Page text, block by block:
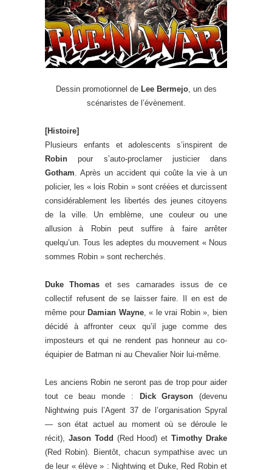
Dessin promotionnel de Lee Bermejo, un des
scénaristes de l’évènement.
[Histoire]
Plusieurs enfants et adolescents s’inspirent de
Robin pour s’auto-proclamer justicier dans
Gotham. Après un accident qui coûte la vie à un
policier, les « lois Robin » sont créées et durcissent
considérablement les libertés des jeunes citoyens
de la ville. Un emblème, une couleur ou une
allusion à Robin peut suffire à faire arrêter
quelqu’un. Tous les adeptes du mouvement « Nous
sommes Robin » sont recherchés.
Duke Thomas et ses camarades issus de ce
collectif refusent de se laisser faire. Il en est de
même pour Damian Wayne, « le vrai Robin », bien
décidé à affronter ceux qu’il juge comme des
imposteurs et qui ne rendent pas honneur au co-
équipier de Batman ni au Chevalier Noir lui-même.
Les anciens Robin ne seront pas de trop pour aider
tout ce beau monde :
Dick Grayson (devenu
Nightwing puis l’Agent 37 de l’organisation Spyral
— son état actuel au moment où se déroule le
récit), Jason Todd (Red Hood) etTimothy Drake
(Red Robin). Bientôt, chacun sympathise avec un
de leur « élève » : Nightwing et Duke, Red Robin et